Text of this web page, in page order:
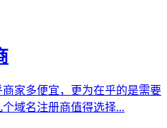
家多便宜，更为在乎的是需要
域名注册商值得选择...